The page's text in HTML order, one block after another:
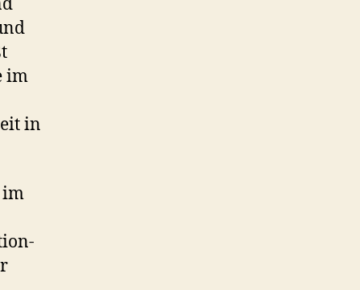
im
in
im